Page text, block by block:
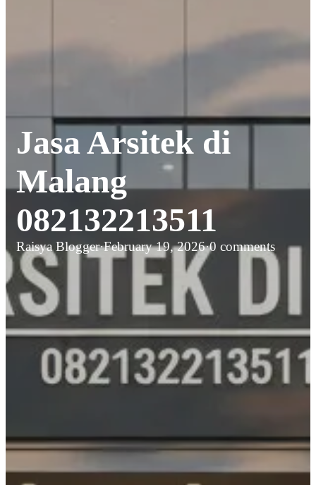
Jasa Arsitek di
Malang
082132213511
Raisya Blogger·February 19, 2026·0 comments